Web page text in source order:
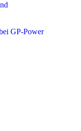
GP-Power